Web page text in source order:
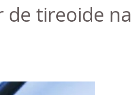
de tireoide na